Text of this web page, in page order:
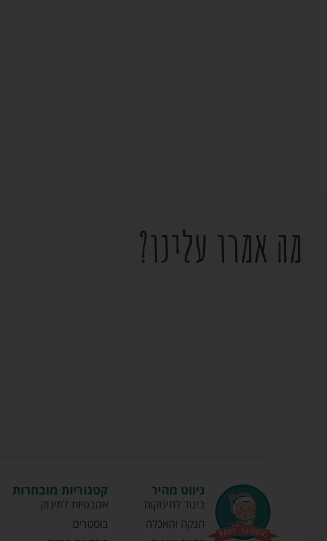
מה אמרו עלינו?
ניווט מהיר
ביגוד לתינוקות
הנקה והאכלה
קטגוריות מובחרות
אמבטיות לתינוק
בוסטרים